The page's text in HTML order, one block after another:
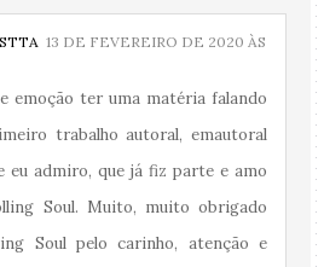
13 DE FEVEREIRO DE 2020 ÀS
emoção ter uma matéria falando
trabalho autoral, emautoral
eu admiro, que já fiz parte e amo
Soul. Muito, muito obrigado
Soul pelo carinho, atenção e